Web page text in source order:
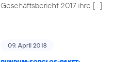
Geschäftsbericht 2017 ihre […]
09. April 2018